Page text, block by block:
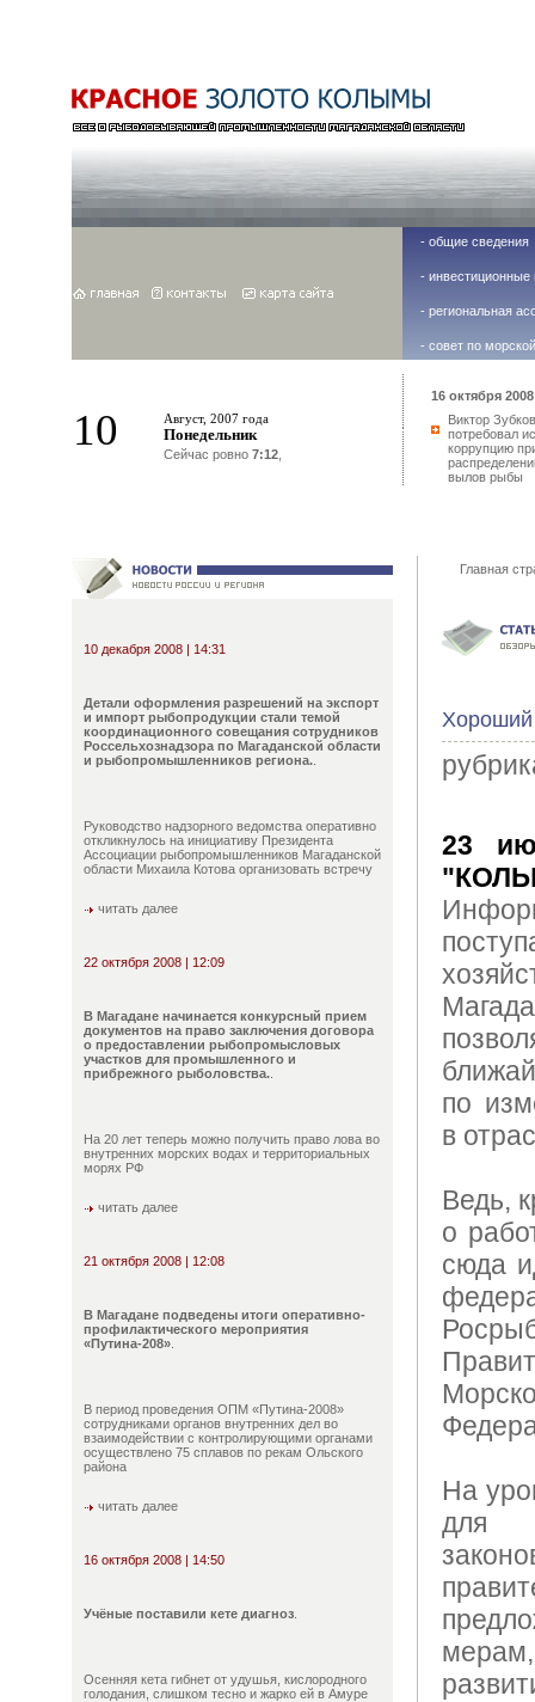
- общие сведения
- инвестиционные
- региональная
- совет по
10 Август, 2007 года
Понедельник
Сейчас ровно 7:12
16 октября
Виктор Зубков
потребовал
коррупцию
вылов рыбы
10 декабря 2008 | 14:31
Детали оформления разрешений на экспорт
и импорт рыбопродукции стали темой
координационного совещания сотрудников
Россельхознадзора по Магаданской области
и рыбопромышленников региона.
Руководство надзорного ведомства оперативно
откликнулось на инициативу Президента
Ассоциации рыбопромышленников Магаданской
области Михаила Котова организовать встречу
читать далее
22 октября 2008 | 12:09
В Магадане начинается конкурсный прием
документов на право заключения договора
о предоставлении рыбопромысловых
участков для промышленного и
прибрежного рыболовства.
На 20 лет теперь можно получить право лова во
внутренних морских водах и территориальных
морях РФ
читать далее
21 октября 2008 | 12:08
В Магадане подведены итоги оперативно-
профилактического мероприятия
«Путина-208»
В период проведения ОПМ «Путина-2008»
сотрудниками органов внутренних дел во
взаимодействии с контролирующими органами
осуществлено 75 сплавов по рекам Ольского
района
читать далее
16 октября 2008 | 14:50
Учёные поставили кете диагноз
Осенняя кета гибнет от удушья, кислородного
голодания, слишком тесно и жарко ей в Амуре
Главная
Хороший
23
по
в
Ведь,
о
сюда
На
для